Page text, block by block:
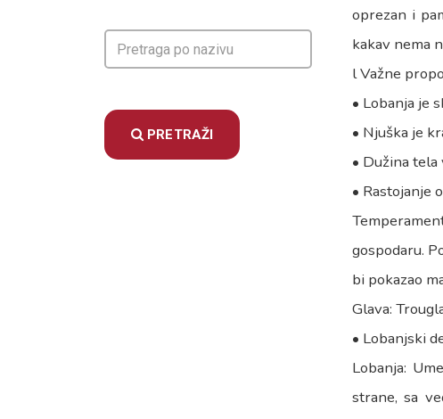
oprezan i
kakav nema
l Važne
• Lobanja je
• Njuška je
• Dužina
• Rastojanje
gospodaru.
bi pokazao
Glava:
• Lobanjski
Lobanja:
strane, sa
PRETRAŽI